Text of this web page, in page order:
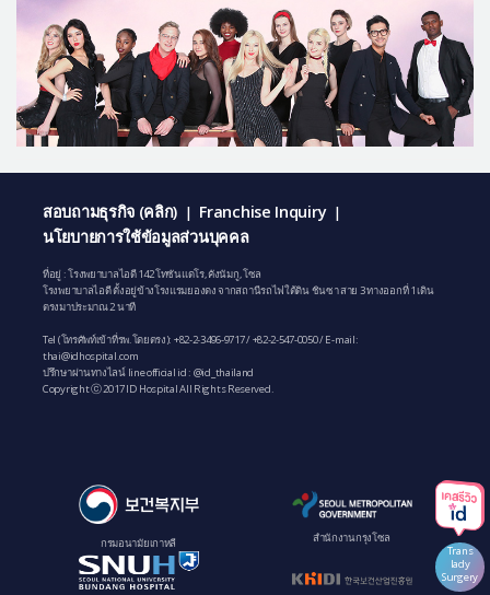
สอบถามธุรกิจ (คลิก) | Franchise Inquiry |
นโยบายการใช้ข้อมูลส่วนบุคคล
ที่อยู่ : โรงพยาบาลไอดี 142 โทซันแดโร, คังนัมกู, โซล
โรงพยาบาลไอดี ตั้งอยู่ข้างโรงแรมยองดง จากสถานีรถไฟใต้ดิน ชินซา สาย 3 ทางออกที่ 1 เดิน
ตรงมาประมาณ 2 นาที
Tel (โทรศัพท์เข้าที่รพ.โดยตรง): +82-2-3496-9717/+82-2-547-0050/ E-mail:
thai@idhospital.com
ปรึกษาผ่านทางไลน์ line official id : @id_thailand
Copyright ⓒ 2017 ID Hospital All Rights Reserved.
กรมอนามัยเกาหลี
สํานักงานกรุงโซล
Trans
lady
Surgery